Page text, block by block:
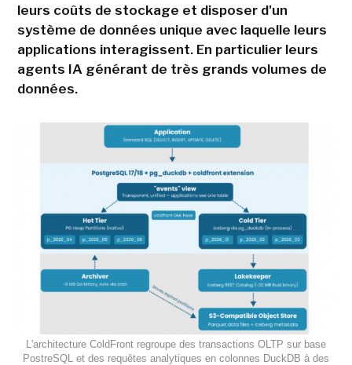
leurs coûts de stockage et disposer d'un
système de données unique avec laquelle leurs
applications interagissent. En particulier leurs
agents IA générant de très grands volumes de
données.
L'architecture ColdFront regroupe des transactions OLTP sur base
PostreSQL et des requêtes analytiques en colonnes DuckDB à des